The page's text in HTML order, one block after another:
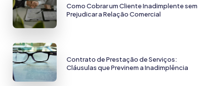
Como Cobrar um Cliente Inadimplente sem
Prejudicar a Relação Comercial
Contrato de Prestação de Serviços:
Cláusulas que Previnem a Inadimplência